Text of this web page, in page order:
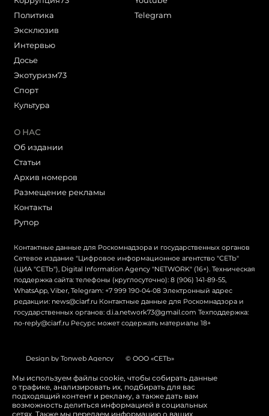
Политика
Эксклюзив
Интервью
Досье
Экотуризм73
Cпорт
Культура
Telegram
О НАС
Об издании
Статьи
Архив номеров
Размещение рекламы
Контакты
Рупор
Контактные данные для Роскомнадзора и государственных органов
Сетевое издание "Цифровое информационное агентство "СЕТЬ"
(ЦИА "СЕТЬ"), Digital Information Agency "NETWORK" (16+). Техническая
поддержка сайта: телефоны (круглосуточно): 8 (906) 141-89-55,
WhatsApp, Viber, Telegram: +7 999 190-04-08 Электронный адрес
редакции: news@ciarf.ru Контактные данные для Роскомнадзора и
государственных органов: d.i.a.network73@gmail.com Техподдержка:
no-reply@ciarf.ru Ресурс может содержать материалы 18+
Design by Tonweb Agency © ООО «СЕТЬ»
Политика конфиденциальности Карта сайта
Switch to English
Мы используем файлы cookie, чтобы собирать данные
о трафике, анализировать их, подбирать для вас
подходящий контент и рекламу, а также дать вам
возможность делиться информацией в социальных
сетях. Также мы передаем информацию о ваших